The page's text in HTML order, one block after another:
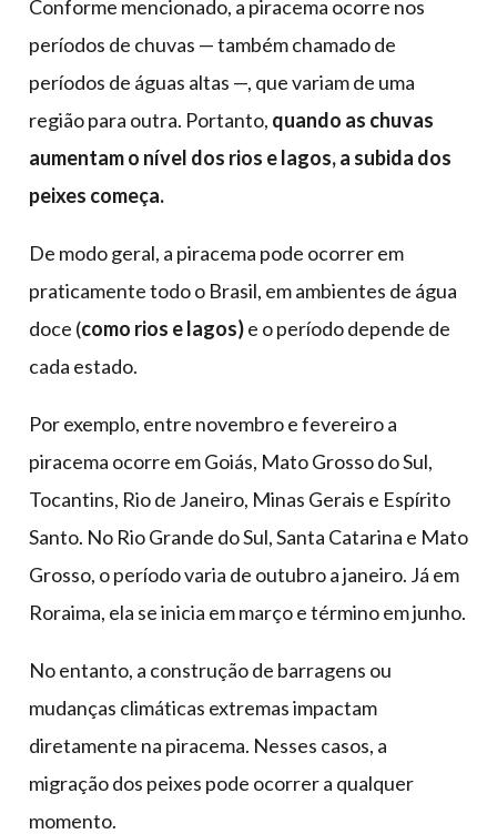
Conforme mencionado, a piracema ocorre nos
períodos de chuvas — também chamado de
períodos de águas altas —, que variam de uma
região para outra. Portanto, quando as chuvas
aumentam o nível dos rios e lagos, a subida dos
peixes começa.
De modo geral, a piracema pode ocorrer em
praticamente todo o Brasil, em ambientes de água
doce (como rios e lagos)e o período depende de
cada estado.
Por exemplo, entre novembro e fevereiro a
piracema ocorre em Goiás, Mato Grosso do Sul,
Tocantins, Rio de Janeiro, Minas Gerais e Espírito
Santo. No Rio Grande do Sul, Santa Catarina e Mato
Grosso, o período varia de outubro a janeiro. Já em
Roraima, ela se inicia em março e término em junho.
No entanto, a construção de barragens ou
mudanças climáticas extremas impactam
diretamente na piracema. Nesses casos, a
migração dos peixes pode ocorrer a qualquer
momento.